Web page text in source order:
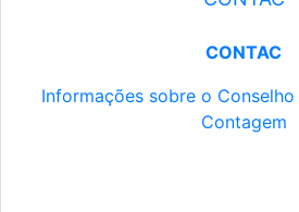
CONTAC
Informações sobre o
Contagem